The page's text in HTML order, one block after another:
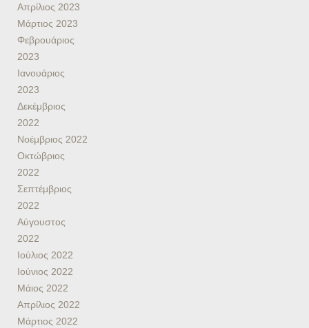
Απρίλιος 2023
Μάρτιος 2023
Φεβρουάριος
2023
Ιανουάριος
2023
Δεκέμβριος
2022
Νοέμβριος 2022
Οκτώβριος
2022
Σεπτέμβριος
2022
Αύγουστος
2022
Ιούλιος 2022
Ιούνιος 2022
Μάιος 2022
Απρίλιος 2022
Μάρτιος 2022